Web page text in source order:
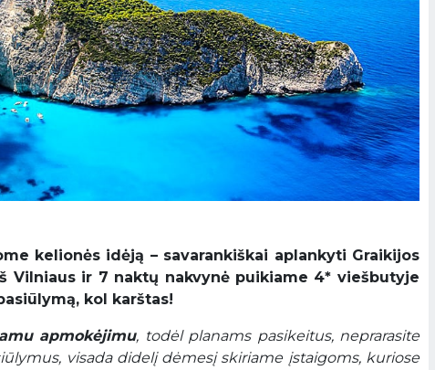
kelionės idėją – savarankiškai aplankyti Graikijos
Vilniaus ir 7 naktų nakvynė puikiame 4* viešbutyje
kol karštas!
apmokėjimu, todėl planams pasikeitus, neprarasite
visada didelį dėmesį skiriame įstaigoms, kuriose